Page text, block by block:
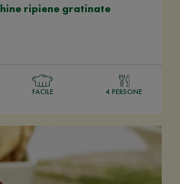
ripiene gratinate
FACILE 4 PERSONE